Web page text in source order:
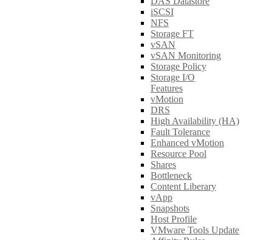
iSCSI
NFS
Storage FT
vSAN
vSAN Monitoring
Storage Policy
Storage I/O
Features
vMotion
DRS
High Availability (HA)
Fault Tolerance
Enhanced vMotion
Resource Pool
Shares
Bottleneck
Content Liberary
vApp
Snapshots
Host Profile
VMware Tools Update